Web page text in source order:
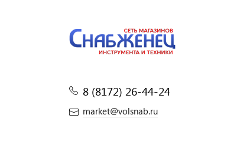
8 (8172) 26-44-24
market@volsnab.ru